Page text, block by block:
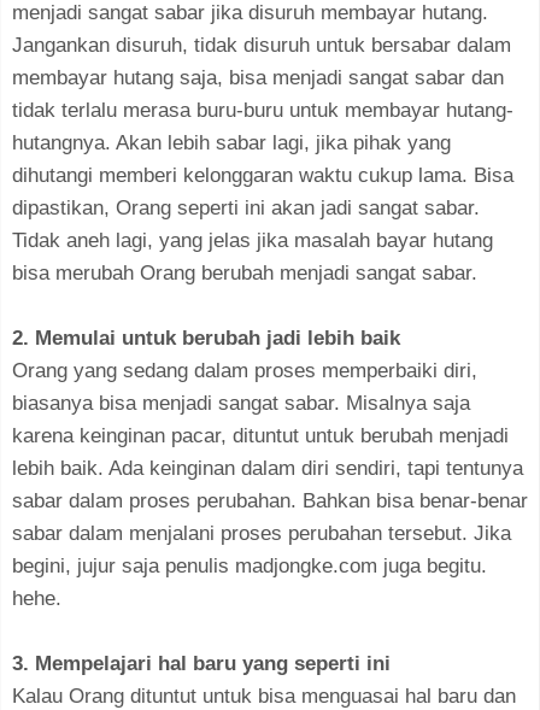
menjadi sangat sabar jika disuruh membayar hutang.
Jangankan disuruh, tidak disuruh untuk bersabar dalam
membayar hutang saja, bisa menjadi sangat sabar dan
tidak terlalu merasa buru-buru untuk membayar hutang-
hutangnya. Akan lebih sabar lagi, jika pihak yang
dihutangi memberi kelonggaran waktu cukup lama. Bisa
dipastikan, Orang seperti ini akan jadi sangat sabar.
Tidak aneh lagi, yang jelas jika masalah bayar hutang
bisa merubah Orang berubah menjadi sangat sabar.
2. Memulai untuk berubah jadi lebih baik
Orang yang sedang dalam proses memperbaiki diri,
biasanya bisa menjadi sangat sabar. Misalnya saja
karena keinginan pacar, dituntut untuk berubah menjadi
lebih baik. Ada keinginan dalam diri sendiri, tapi tentunya
sabar dalam proses perubahan. Bahkan bisa benar-benar
sabar dalam menjalani proses perubahan tersebut. Jika
begini, jujur saja penulis madjongke.com juga begitu.
hehe.
3. Mempelajari hal baru yang seperti ini
Kalau Orang dituntut untuk bisa menguasai hal baru dan